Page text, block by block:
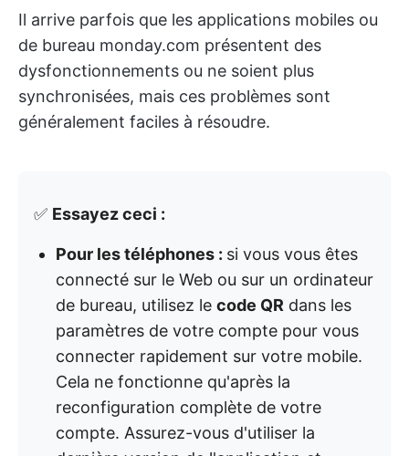
Il arrive parfois que les applications mobiles ou
de bureau monday.com présentent des
dysfonctionnements ou ne soient plus
synchronisées, mais ces problèmes sont
généralement faciles à résoudre.
✅ Essayez ceci :
Pour les téléphones : si vous vous êtes
connecté sur le Web ou sur un ordinateur
de bureau, utilisez le code QR dans les
paramètres de votre compte pour vous
connecter rapidement sur votre mobile.
Cela ne fonctionne qu'après la
reconfiguration complète de votre
compte. Assurez-vous d'utiliser la